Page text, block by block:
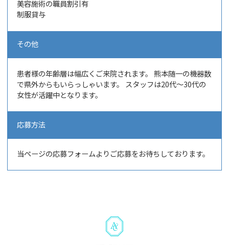
美容施術の職員割引有
制服貸与
その他
患者様の年齢層は幅広くご来院されます。 熊本随一の機器数
で県外からもいらっしゃいます。 スタッフは20代～30代の
女性が活躍中となります。
応募方法
当ページの応募フォームよりご応募をお待ちしております。